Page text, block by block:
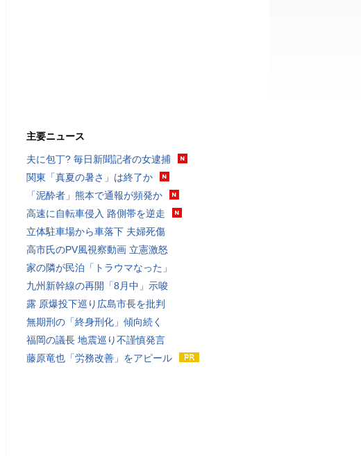
主要ニュース
夫に包丁? 毎日新聞記者の女逮捕
関東「真夏の暑さ」は終了か
「泥酔者」熊本で通報が頻発か
高速に自転車侵入 路側帯を逆走
立体駐車場から車落下 夫婦死傷
高市氏のPV風視察動画 立憲激怒
家の隣が民泊「トラウマなった」
九州新幹線の再開「8月中」示唆
露 原爆投下巡り広島市長を批判
無期刑の「終身刑化」傾向続く
福岡の議長 地震巡り不謹慎発言
藤原竜也「労務改善」をアピール